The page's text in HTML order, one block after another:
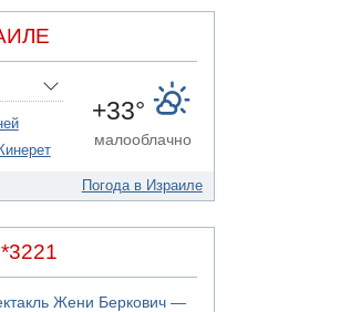
упав в бассейн
вновь отсрочила
сегодня на
+33°
малооблачно
Погода в Израиле
Жени Беркович —